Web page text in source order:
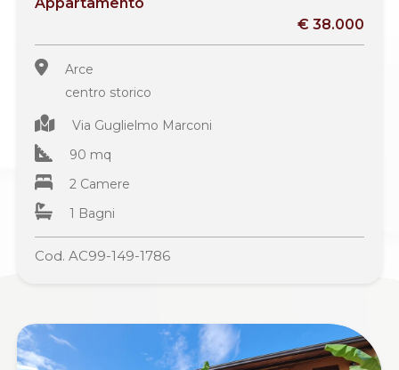
€ 38.000
Arce
centro storico
Via Guglielmo Marconi
90 mq
2 Camere
1 Bagni
Cod. AC99-149-1786